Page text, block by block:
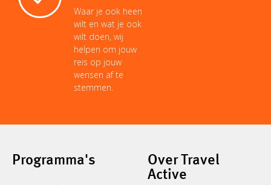
Waar je ook heen
wilt en wat je ook
wilt doen, wij
helpen om jouw
reis op jouw
wensen af te
stemmen.
Programma's
Over Travel
Active